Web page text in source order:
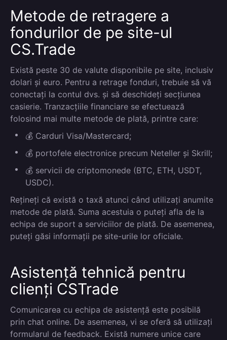
Metode de retragere a
fondurilor de pe site-ul
CS.Trade
Există peste 30 de valute disponibile pe site, inclusiv
dolari și euro. Pentru a retrage fonduri, trebuie să vă
conectați la contul dvs. și să deschideți secțiunea
casierie. Tranzacțiile financiare se efectuează
folosind mai multe metode de plată, printre care:
💰 Carduri Visa/Mastercard;
💰 portofele electronice precum Neteller și Skrill;
💰 servicii de criptomonede (BTC, ETH, USDT,
USDC).
Rețineți că există o taxă atunci când utilizați anumite
metode de plată. Suma acestuia o puteți afla de la
echipa de suport a serviciilor de plată. De asemenea,
puteți găsi informații pe site-urile lor oficiale.
Asistență tehnică pentru
clienți CSTrade
Comunicarea cu echipa de asistență este posibilă
prin chat online. De asemenea, vi se oferă să utilizați
formularul de feedback. Există numere unice care